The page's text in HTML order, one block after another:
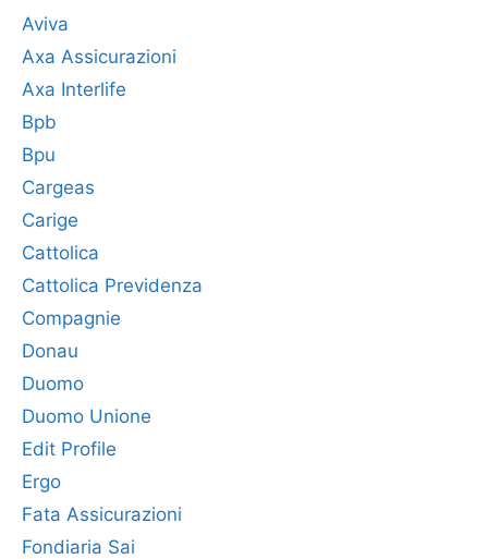
Aviva
Axa Assicurazioni
Axa Interlife
Bpb
Bpu
Cargeas
Carige
Cattolica
Cattolica Previdenza
Compagnie
Donau
Duomo
Duomo Unione
Edit Profile
Ergo
Fata Assicurazioni
Fondiaria Sai